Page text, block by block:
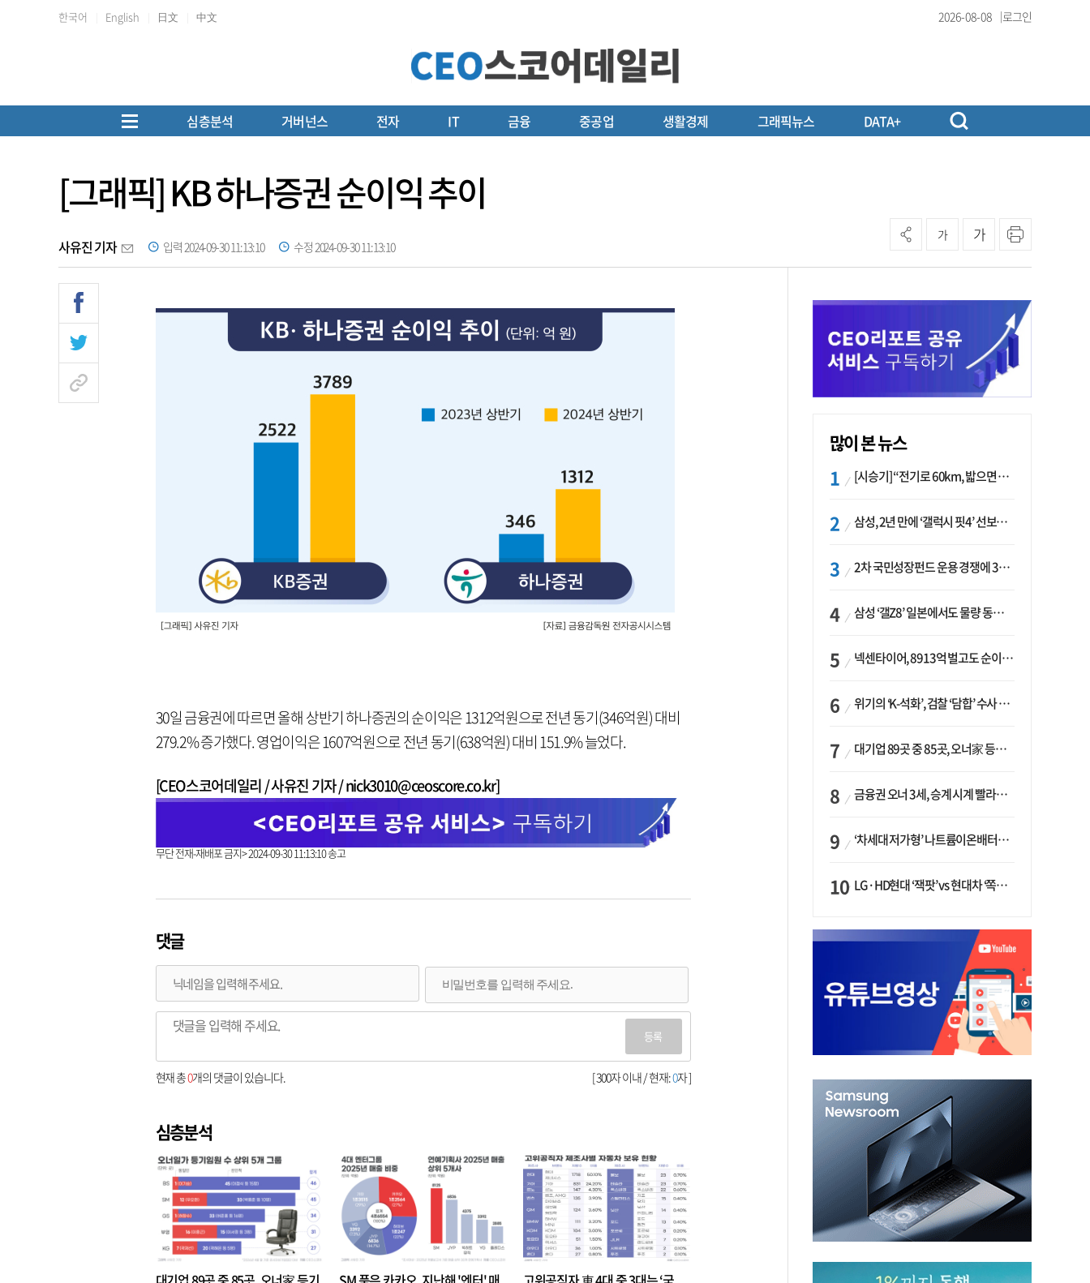
한국어 English 日文 中文 2026-08-08 로그인
심층분석 거버넌스 전자 IT 금융 중공업 생활경제 그래픽뉴스 DATA+
[그래픽] KB 하나증권 순이익 추이
사유진 기자 입력 2024-09-30 11:13:10 수정 2024-09-30 11:13:10
가 가
30일 금융권에 따르면 올해 상반기 하나증권의 순이익은 1312억원으로 전년 동기(346억원) 대비
279.2% 증가했다. 영업이익은 1607억원으로 전년 동기(638억원) 대비 151.9% 늘었다.
[CEO스코어데일리 / 사유진 기자 / nick3010@ceoscore.co.kr]
무단 전재-재배포 금지> 2024-09-30 11:13:10 송고
댓글
등록
[ 300자 이내 / 현재:0자 ]
현재 총0개의 댓글이 있습니다.
심층분석
많이 본 뉴스
[시승기] “전기로 60km, 밟으면 462마력”…볼보 XC60 T8의 두 얼굴
삼성, 2년 만에 ‘갤럭시 핏4’ 선보이나…웨어러블 생태계 확장 ‘시동’
2차 국민성장펀드 운용 경쟁에 33개사 몰렸다…신한·하나 등 새 얼굴 대거 합류
삼성 ‘갤Z8’ 일본에서도 물량 동났다…애플 참전 앞두고 선두 수성 ‘시험대’
넥센타이어, 8913억 벌고도 순이익 2억…유럽 세부담에 이익 증발
위기의 ‘K-석화’, 검찰 ‘담합’ 수사 착수…“LG·한화·롯데 등 7개 업체, 8개 제품 가격 담합”
대기업 89곳 중 85곳, 오너家 등기임원 겸직…BS 46곳·SM 45곳 ‘족벌경영’ 고착화
금융권 오너 3세, 승계 시계 빨라지나…한국투자 ‘속도’·미래에셋·메리츠는 ‘거리두기’
‘차세대 저가형’ 나트륨이온배터리 시대 오나…LG화학·에코프로, 상용화 속도낸다
LG·HD현대 ‘잭팟’ vs 현대차 ‘쪽박’…글로벌 사모펀드, 韓 대기업 투자 ‘희비’